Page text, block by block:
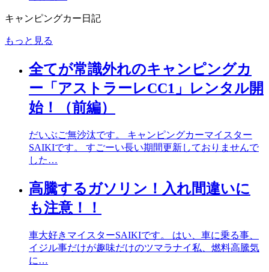
キャンピングカー日記
もっと見る
全てが常識外れのキャンピングカ
ー「アストラーレCC1」レンタル開
始！（前編）
だいぶご無沙汰です。 キャンピングカーマイスター
SAIKIです。 すごーい長い期間更新しておりませんで
した…
高騰するガソリン！入れ間違いに
も注意！！
車大好きマイスターSAIKIです。 はい、車に乗る事、
イジル事だけが趣味だけのツマラナイ私、燃料高騰気
に…